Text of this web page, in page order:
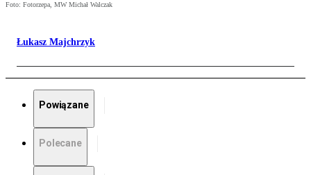
Foto: Fotorzepa, MW Michał Walczak
Łukasz Majchrzyk
Powiązane
Polecane